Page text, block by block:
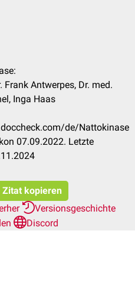
Frank Antwerpes, Dr. med.
Inga Haas
de/Nattokinase
07.09.2022. Letzte
Zitat kopieren
Versionsgeschichte
Discord